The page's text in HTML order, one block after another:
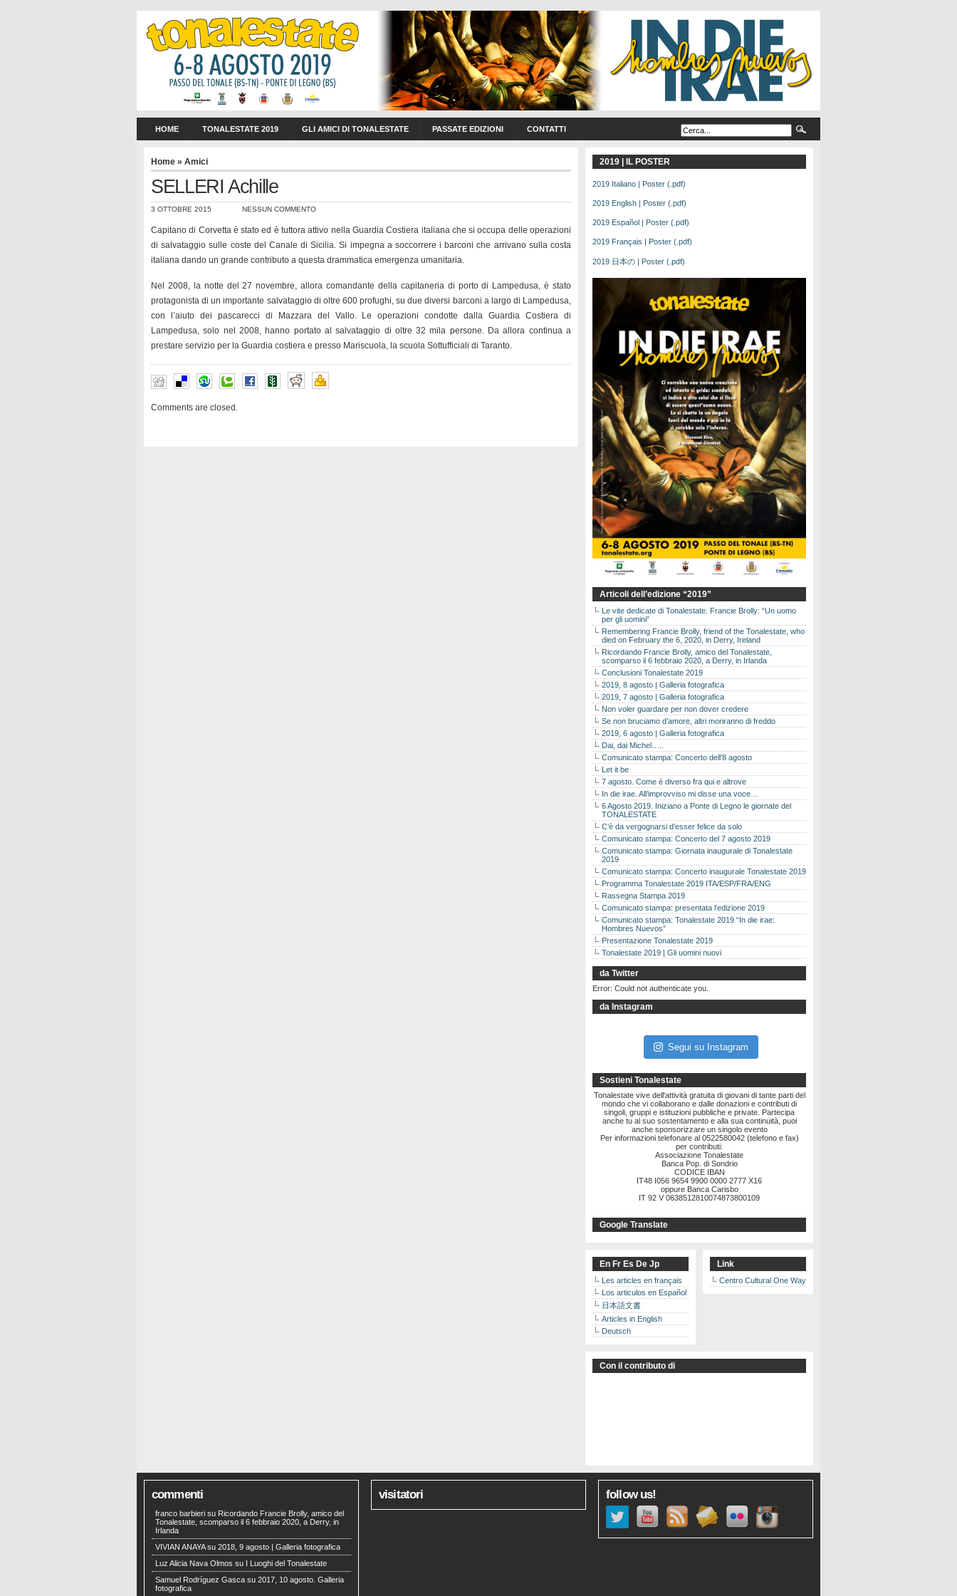
HOME TONALESTATE 2019 GLI AMICI DI TONALESTATE PASSATE EDIZIONI CONTATTI
Home » Amici
SELLERI Achille
3 OTTOBRE 2015 NESSUN COMMENTO
Capitano di Corvetta è stato ed è tuttora attivo nella Guardia Costiera italiana che si occupa delle operazioni
di salvataggio sulle coste del Canale di Sicilia. Si impegna a soccorrere i barconi che arrivano sulla costa
italiana dando un grande contributo a questa drammatica emergenza umanitaria.
Nel 2008, la notte del 27 novembre, allora comandante della capitaneria di porto di Lampedusa, è stato
protagonista di un importante salvataggio di oltre 600 profughi, su due diversi barconi a largo di Lampedusa,
con l’aiuto dei pascarecci di Mazzara del Vallo. Le operazioni condotte dalla Guardia Costiera di
Lampedusa, solo nel 2008, hanno portato al salvataggio di oltre 32 mila persone. Da allora continua a
prestare servizio per la Guardia costiera e presso Mariscuola, la scuola Sottufficiali di Taranto.
Comments are closed.
2019 | IL POSTER
2019 Italiano | Poster (.pdf)
2019 English | Poster (.pdf)
2019 Español | Poster (.pdf)
2019 Français | Poster (.pdf)
2019 日本の | Poster (.pdf)
Articoli dell’edizione “2019”
Le vite dedicate di Tonalestate. Francie Brolly: “Un uomo
per gli uomini”
Remembering Francie Brolly, friend of the Tonalestate, who
died on February the 6, 2020, in Derry, Ireland
Ricordando Francie Brolly, amico del Tonalestate,
scomparso il 6 febbraio 2020, a Derry, in Irlanda
Conclusioni Tonalestate 2019
2019, 8 agosto | Galleria fotografica
2019, 7 agosto | Galleria fotografica
Non voler guardare per non dover credere
Se non bruciamo d’amore, altri moriranno di freddo
2019, 6 agosto | Galleria fotografica
Dai, dai Michel…..
Comunicato stampa: Concerto dell’8 agosto
Let it be
7 agosto. Come è diverso fra qui e altrove
In die irae. All’improvviso mi disse una voce…
6 Agosto 2019. Iniziano a Ponte di Legno le giornate del
TONALESTATE
C’è da vergognarsi d’esser felice da solo
Comunicato stampa: Concerto del 7 agosto 2019
Comunicato stampa: Giornata inaugurale di Tonalestate
2019
Comunicato stampa: Concerto inaugurale Tonalestate 2019
Programma Tonalestate 2019 ITA/ESP/FRA/ENG
Rassegna Stampa 2019
Comunicato stampa: presentata l’edizione 2019
Comunicato stampa: Tonalestate 2019 “In die irae:
Hombres Nuevos”
Presentazione Tonalestate 2019
Tonalestate 2019 | Gli uomini nuovi
da Twitter
Error: Could not authenticate you.
da Instagram
Segui su Instagram
Sostieni Tonalestate
Tonalestate vive dell'attività gratuita di giovani di tante parti del
mondo che vi collaborano e dalle donazioni e contributi di
singoli, gruppi e istituzioni pubbliche e private. Partecipa
anche tu al suo sostentamento e alla sua continuità, puoi
anche sponsorizzare un singolo evento
Per informazioni telefonare al 0522580042 (telefono e fax)
per contributi:
Associazione Tonalestate
Banca Pop. di Sondrio
CODICE IBAN
IT48 I056 9654 9900 0000 2777 X16
oppure Banca Carisbo
IT 92 V 0638512810074873800109
Google Translate
En Fr Es De Jp
Les articles en français
Los articulos en Español
日本語文書
Articles in English
Deutsch
Link
Centro Cultural One Way
Con il contributo di
commenti
franco barbieri su Ricordando Francie Brolly, amico del
Tonalestate, scomparso il 6 febbraio 2020, a Derry, in
Irlanda
VIVIAN ANAYAsu 2018, 9 agosto | Galleria fotografica
Luz Alicia Nava Olmos su
I Luoghi del Tonalestate
Samuel Rodríguez Gasca su 2017, 10 agosto. Galleria
fotografica
visitatori follow us!